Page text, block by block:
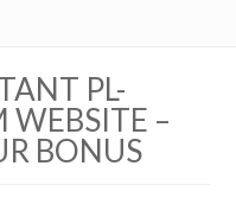
PL-
WEBSITE –
BONUS